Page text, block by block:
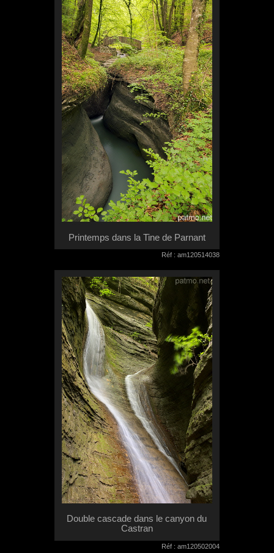
Printemps dans la Tine de Parnant
Réf : am120514038
Double cascade dans le canyon du
Castran
Réf : am120502004